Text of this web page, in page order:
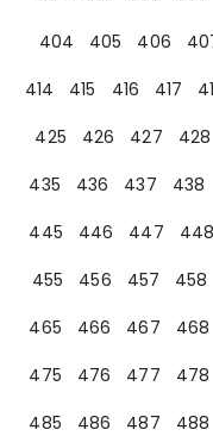
404
405 406
414
415 416 417
425
426 427 428
435
436 437 438
445
446 447 448
455
456 457 458
465
466 467 468
475
476 477 478
485
486 487 488